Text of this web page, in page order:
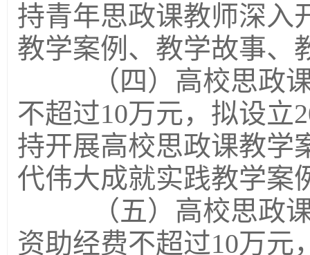
持青年思政课教师深入
教学案例、教学故事、
（四）高校思政课
不超过10万元，拟设立
持开展高校思政课教学
代伟大成就实践教学案
（五）高校思政课
资助经费不超过10万元